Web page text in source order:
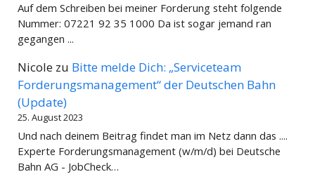
Auf dem Schreiben bei meiner Forderung steht folgende
Nummer: 07221 92 35 1000 Da ist sogar jemand ran
gegangen ...
Nicole zu Bitte melde Dich: „Serviceteam
Forderungsmanagement“ der Deutschen Bahn
(Update)
25. August 2023
Und nach deinem Beitrag findet man im Netz dann das ....
Experte Forderungsmanagement (w/m/d) bei Deutsche
Bahn AG - JobCheck…